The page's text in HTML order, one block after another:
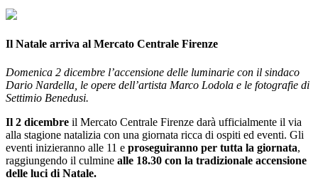
Il Natale arriva al Mercato Centrale Firenze
Domenica 2 dicembre l’accensione delle luminarie con il sindaco
Dario Nardella, le opere dell’artista Marco Lodola e le fotografie di
Settimio Benedusi.
Il 2 dicembre il Mercato Centrale Firenze darà ufficialmente il via
alla stagione natalizia con una giornata ricca di ospiti ed eventi. Gli
eventi inizieranno alle 11 e proseguiranno per tutta la giornata,
raggiungendo il culmine alle 18.30 con la tradizionale accensione
delle luci di Natale.